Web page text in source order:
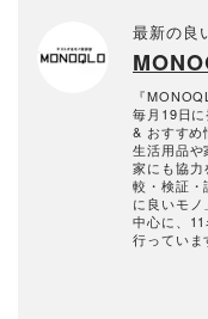
最新の良
『
毎月19日
& おすすめ
生活用品や
家にも協力
較・検証・
に良いモ
中心に、
行っていま